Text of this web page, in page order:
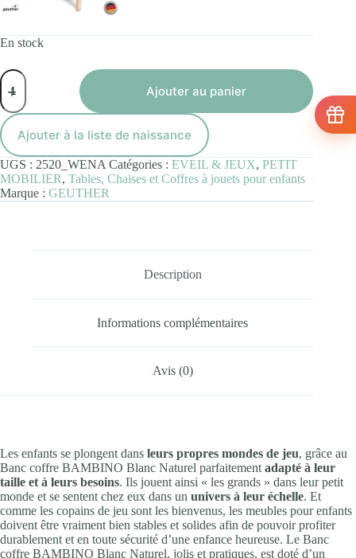
En stock
quantité
de
Banc
coffre
BAMBINO
Blanc
Naturel
Ajouter au panier
Ajouter à la liste de naissance
UGS : 2520_WENA Catégories : EVEIL & JEUX, PETIT
MOBILIER, Tables, Chaises et Coffres à jouets pour enfants
Marque : GEUTHER
Description
Informations complémentaires
Avis (0)
Les enfants se plongent dans leurs propres mondes de jeu, grâce au
Banc coffre BAMBINO Blanc Naturel parfaitement adapté à leur
taille et à leurs besoins. Ils jouent ainsi « les grands » dans leur petit
monde et se sentent chez eux dans un univers à leur échelle. Et
comme les copains de jeu sont les bienvenus, les meubles pour enfants
doivent être vraiment bien stables et solides afin de pouvoir profiter
durablement et en toute sécurité d’une enfance heureuse. Le Banc
coffre BAMBINO Blanc Naturel, jolis et pratiques, est doté d’un